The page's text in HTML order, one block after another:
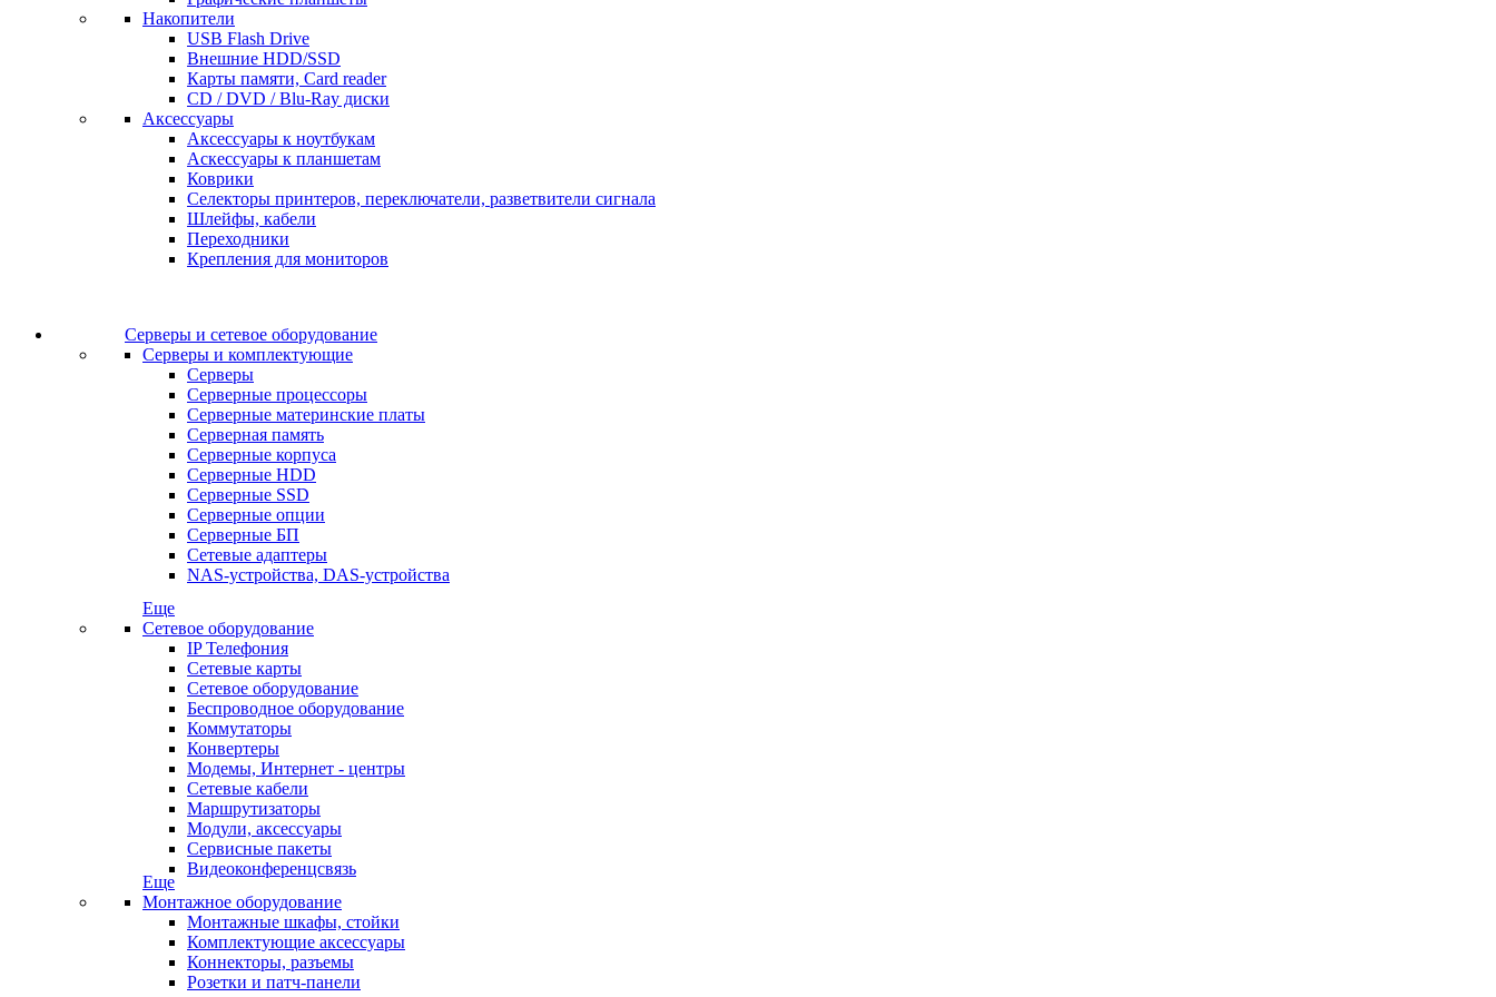
Накопители
USB Flash Drive
Внешние HDD/SSD
Карты памяти, Card reader
CD / DVD / Blu-Ray диски
Аксессуары
Аксессуары к ноутбукам
Аскессуары к планшетам
Коврики
Селекторы принтеров, переключатели, разветвители сигнала
Шлейфы, кабели
Переходники
Крепления для мониторов
Серверы и сетевое оборудование
Серверы и комплектующие
Серверы
Серверные процессоры
Серверные материнские платы
Серверная память
Серверные корпуса
Серверные HDD
Серверные SSD
Серверные опции
Серверные БП
Сетевые адаптеры
NAS-устройства, DAS-устройства
Еще
Сетевое оборудование
IP Телефония
Сетевые карты
Сетевое оборудование
Беспроводное оборудование
Коммутаторы
Конвертеры
Модемы, Интернет - центры
Сетевые кабели
Маршрутизаторы
Модули, аксессуары
Сервисные пакеты
Видеоконференцсвязь
Еще
Монтажное оборудование
Монтажные шкафы, стойки
Комплектующие аксессуары
Коннекторы, разъемы
Розетки и патч-панели